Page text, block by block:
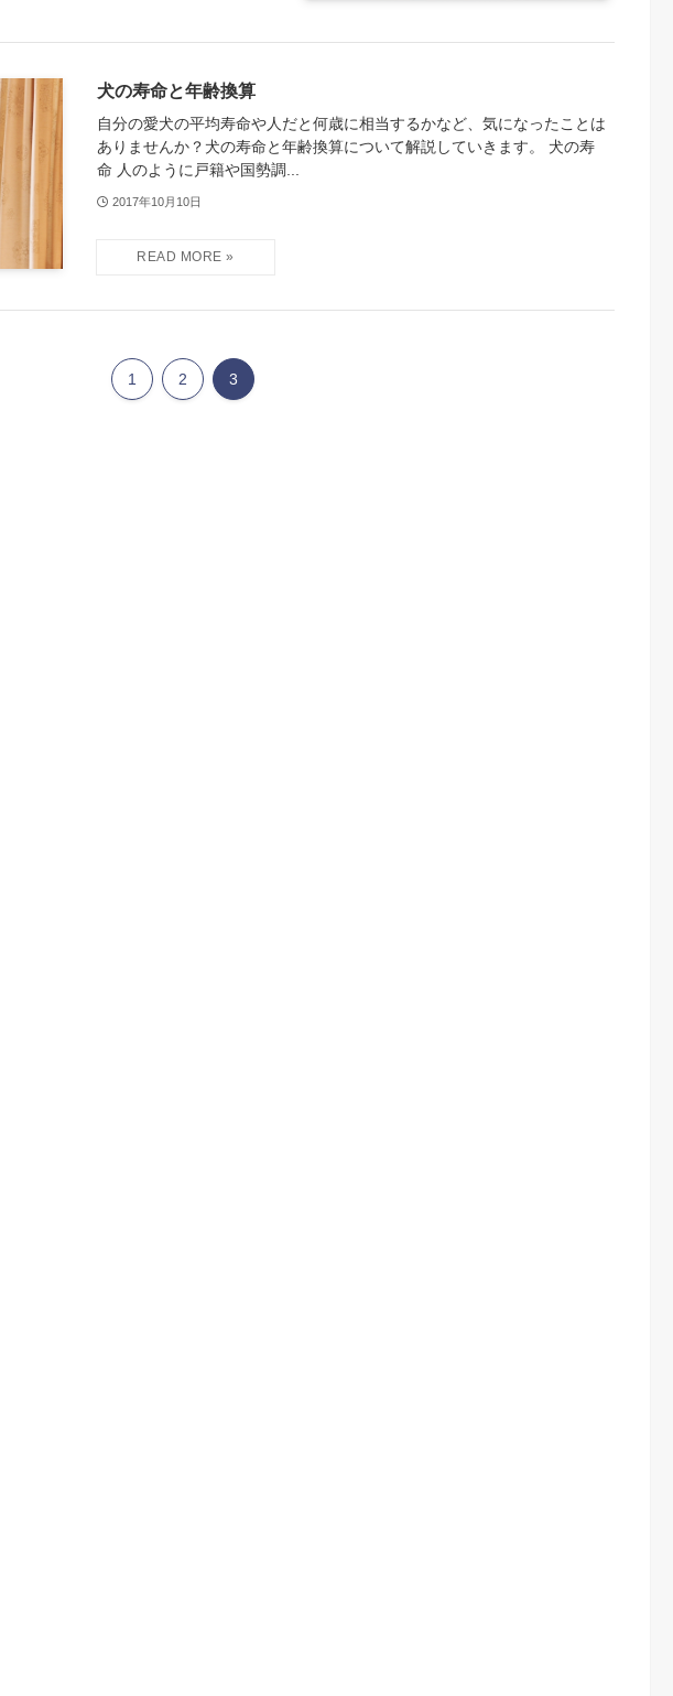
犬の寿命と年齢換算
自分の愛犬の平均寿命や人だと何歳に相当するかなど、気になったことは
ありませんか？犬の寿命と年齢換算について解説していきます。 犬の寿
命 人のように戸籍や国勢調...
2017年10月10日
1 2 3